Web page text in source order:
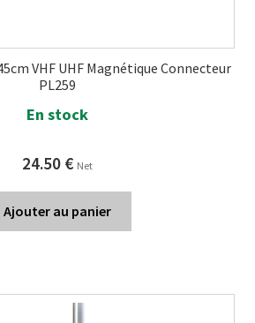
VHF UHF Magnétique Connecteur
PL259
En stock
24.50 € Net
Ajouter au panier